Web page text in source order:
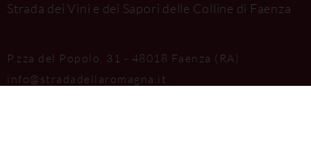
Strada dei Vini e dei Sapori delle Colline di Faenza
P.zza del Popolo, 31 - 48018 Faenza (RA)
info@stradadellaromagna.it